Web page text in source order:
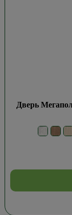
Дверь